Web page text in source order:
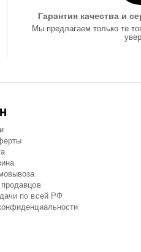
Гарантия качества и
Мы предлагаем только те
по всей РФ